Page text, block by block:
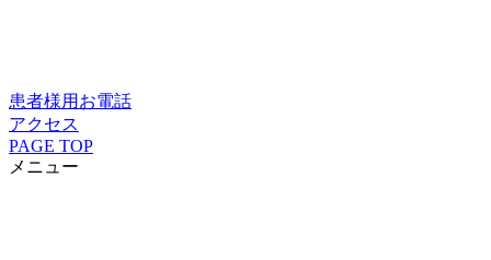
患者様用お電話
アクセス
PAGE TOP
メニュー